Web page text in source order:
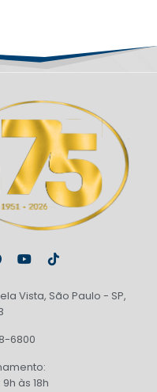
Vista, São Paulo - SP,
6800
às 18h